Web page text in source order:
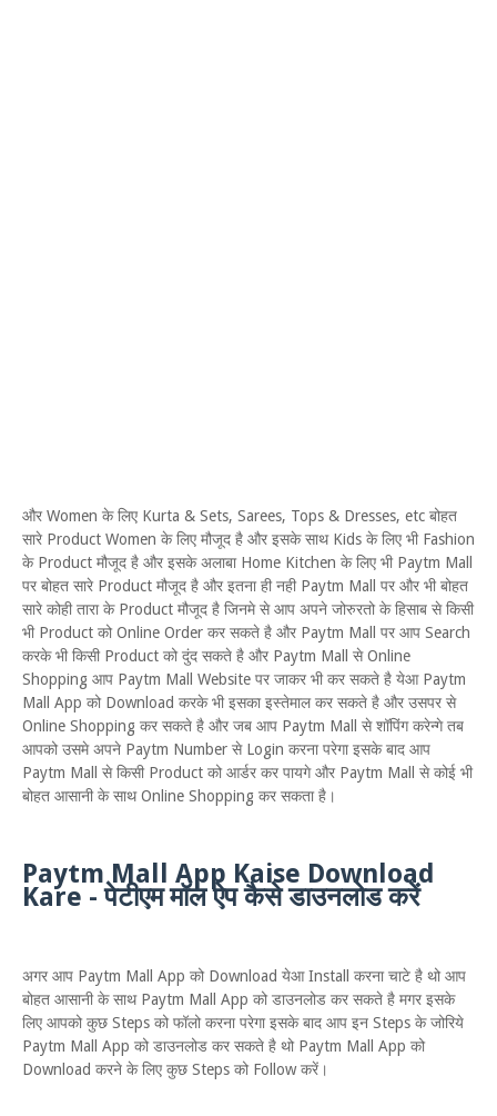
और Women के लिए Kurta & Sets, Sarees, Tops & Dresses, etc बोहत
सारे Product Women के लिए मौजूद है और इसके साथ Kids के लिए भी Fashion
के Product मौजूद है और इसके अलाबा Home Kitchen के लिए भी Paytm Mall
पर बोहत सारे Product मौजूद है और इतना ही नही Paytm Mall पर और भी बोहत
सारे कोही तारा के Product मौजूद है जिनमे से आप अपने जोरुरतो के हिसाब से किसी
भी Product को Online Order कर सकते है और Paytm Mall पर आप Search
करके भी किसी Product को दुंद सकते है और Paytm Mall से Online
Shopping आप Paytm Mall Website पर जाकर भी कर सकते है येआ Paytm
Mall App को Download करके भी इसका इस्तेमाल कर सकते है और उसपर से
Online Shopping कर सकते है और जब आप Paytm Mall से शॉपिंग करेन्गे तब
आपको उसमे अपने Paytm Number से Login करना परेगा इसके बाद आप
Paytm Mall से किसी Product को आर्डर कर पायगे और Paytm Mall से कोई भी
बोहत आसानी के साथ Online Shopping कर सकता है।
Paytm Mall App Kaise Download
Kare - पेटीएम मॉल ऐप कैसे डाउनलोड करें
अगर आप Paytm Mall App को Download येआ Install करना चाटे है थो आप
बोहत आसानी के साथ Paytm Mall App को डाउनलोड कर सकते है मगर इसके
लिए आपको कुछ Steps को फॉलो करना परेगा इसके बाद आप इन Steps के जोरिये
Paytm Mall App को डाउनलोड कर सकते है थो Paytm Mall App को
Download करने के लिए कुछ Steps को Follow करें।